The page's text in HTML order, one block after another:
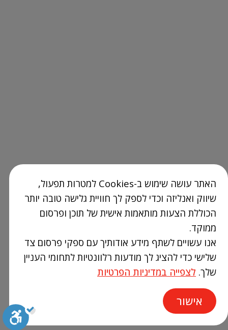
האתר עושה שימוש ב-Cookies למטרות תפעול,
שיווק ואנליזה וכדי לספק לך חוויית גלישה טובה יותר
הכוללת הצעות מותאמות אישית של תוכן ופרסום
ממוקד.
אנו עשויים לשתף מידע אודותיך עם ספקי פרסום צד
שלישי כדי להציג לך מודעות רלוונטיות לתחומי העניין
שלך. לצפייה במדיניות הפרטיות
אישור